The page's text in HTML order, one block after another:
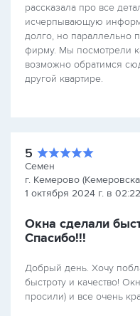
рассказала про все
исчерпывающую
долго, но параллельно
фирму. Мы посмотрели
возможно обратимся
другой квартире.
5
Семен
г. Кемерово
1 октября 2024 г. в 02:22
Окна сделали
Спасибо!!!
Добрый день. Хочу
быстроту и качество!
просили) и все очень